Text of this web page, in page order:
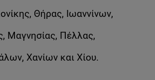
Θήρας, Ιωαννίνων,
Μαγνησίας, Πέλλας,
Χανίων και Χίου.